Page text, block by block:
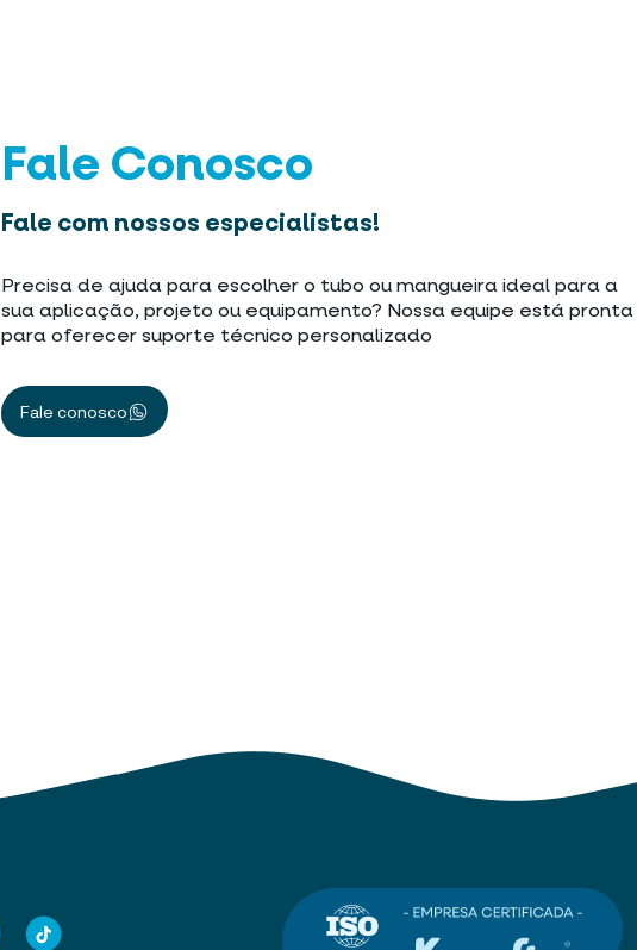
Fale Conosco
Fale com nossos especialistas!
Precisa de ajuda para escolher o tubo ou mangueira ideal para a
sua aplicação, projeto ou equipamento? Nossa equipe está pronta
para oferecer suporte técnico personalizado
Fale conosco